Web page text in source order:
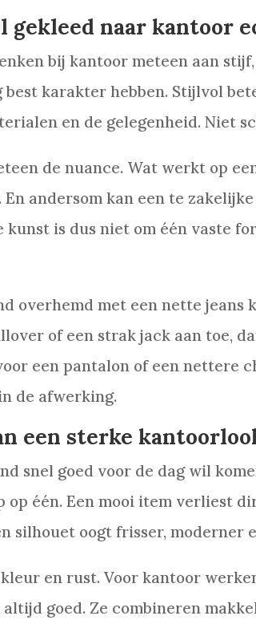
gekleed naar kantoor
bij kantoor meteen aan
karakter hebben. Stijlvol
en de gelegenheid. Niet
de nuance. Wat werkt op
En andersom kan een te
kunst is dus niet om één vaste
overhemd met een nette jeans
of een strak jack aan toe,
een pantalon of een nettere
de afwerking.
een sterke
snel goed voor de dag wil
op één. Een mooi item verliest
silhouet oogt frisser, moderner
en rust. Voor kantoor
goed. Ze combineren